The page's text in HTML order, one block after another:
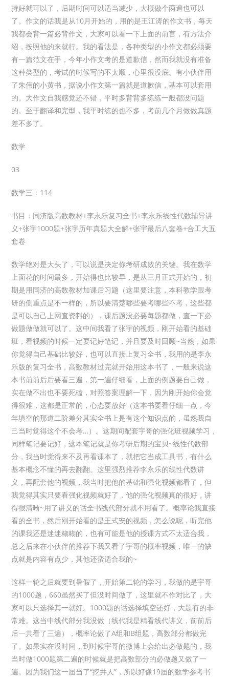
持好就可以了，后期时间可以适当减少，大概做个两遍也可以
了。作文的话我是从10月开始的，用的是王江涛的作文书，每天
我都会背一篇必背作文，大家可以看一下上面的前言，有方法介
绍，按照他的来就行。我的看法是，各种类型的小作文都必须要
有一篇范文在手，今年小作文考的是道歉信，然而我就没有准备
这种类型的，考试的时候写的不太顺，心里很没底。有小伙伴用
了朱伟的小黄书，据说小作文第一篇就是道歉信，基本可以套用
的。大作文自我感觉还不错，平时多背背多练练一般都没问题
的。至于翻译和完型，我平时练的也不多，考前几个月做做真题
差不多了。
数学
03
数学三：114
书目：同济版高数教材+李永乐复习全书+李永乐线性代数辅导讲
义+张宇1000题+张宇历年真题大全解+张宇最后八套卷+合工大五
套卷
数学绝对是大头了，可以说是决定你考研成败的关键。我在数学
上面花的时间最多，开始得也比较早，是从三月正式开始的，初
期是用同济的高数教材加课后习题（这里要注意，本科教学跟考
研的侧重点是不一样的，所以要清楚哪些要考哪些不考，这些都
是可以自己上网查资料的），课后题没必要每题都做，查一下必
做题做做就可以了。这中间我看了张宇的视频，刚开始看的基础
班，看视频的时候一定要记好笔记，并且要及时回顾~当然，如果
你觉得自己基础比较好，也可以直接上复习全书，我用的是李永
乐版的复习全书，高数教材过完就开始用这本书了，一般来说这
本书前前后后要看三遍，第一遍仔细看，上面的例题要自己做，
实在做不出也不要死磕，对照答案理解一下，因为刚开始你会觉
得很难，这都是正常的，心态要放好（这本书要看仔细一点，今
年填空的那道二阶差分其实全书上是有这个知识点的，虽然我自
己当时觉得这个不会考…）。这期间配套宇哥的强化班视频学习，
同样笔记要记好，这本笔记就是你考研后期的宝贝~线性代数部
分，我当时觉得来不及再看课本了，就把它当成工具书，有什么
基本概念不懂的再去翻翻。这里强烈推荐李永乐的线性代数讲
义，再配套他的视频，我当时把他的基础和强化视频都看了，但
我觉得其实只要看强化视频就好了，他的强化视频真的很好，讲
得很清晰~用了讲义的话全书线代部分就不用看了。概率论我直接
看的全书，然后刚开始看的是王式安的视频，怎么说呢，听完他
的课我还是迷迷糊糊的，也有可能是他的授课方式不太适合我，
总之后来在小伙伴的推荐下我又看了宇哥的概率视频，唯一的缺
点就是内容有点少，其他还蛮适合我的~
这样一轮之后就要到暑假了，开始第二轮的学习，我做的是宇哥
的1000题，660虽然买了但没时间做了，这里就不作对比了，大
家可以只选择其一就好。1000题的话选择填空还好，大题有的非
常难。这当中线代部分我没做（线代我是精看线代讲义，前前后
后一共看了三遍），概率论做了A组和B组题，高数部分都做完
了。如果实在没时间，到时候宇哥的微博上会给出必做题的，我
当时做1000题第二遍的时候就是把高数部分的必做题又做了一
遍。因为我们这一届当了“挖井人”，所以好像19届的数学参考书